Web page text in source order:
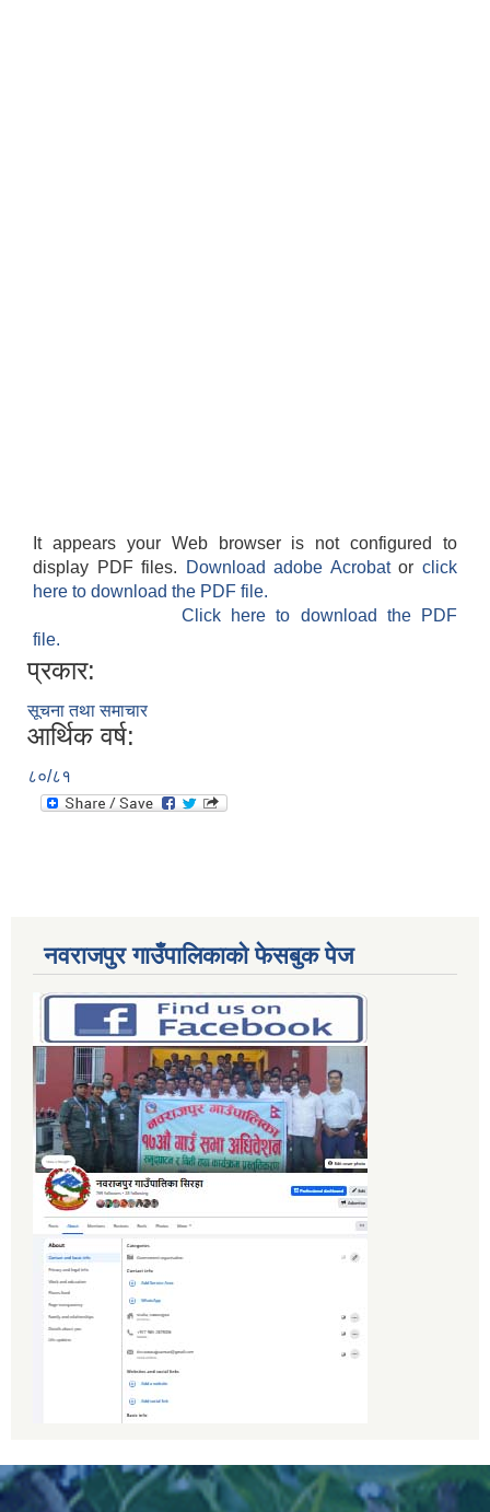
It appears your Web browser is not configured to
display PDF files.
Download adobe Acrobatorclick
here to download the PDF file.
Click here to download the PDF
file.
प्रकार:
सूचना तथा समाचार
आर्थिक वर्ष:
८०/८१
नवराजपुर गाउँपालिकाको फेसबुक पेज